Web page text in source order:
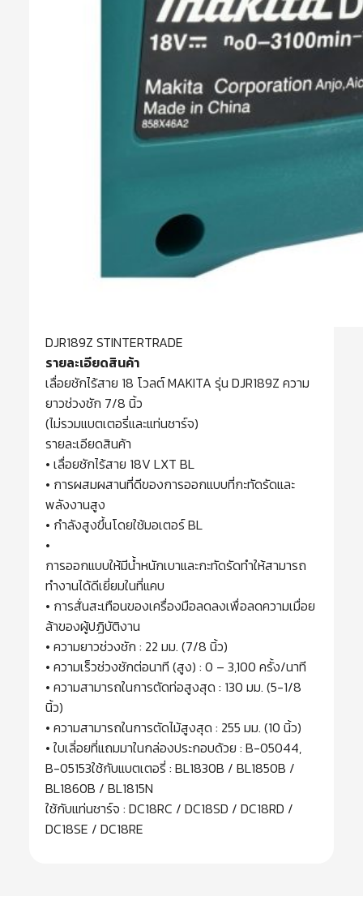
DJR189Z STINTERTRADE
รายละเอียดสินค้า
เลื่อยชักไร้สาย 18 โวลต์ MAKITA รุ่น DJR189Z ความ
ยาวช่วงชัก 7/8 นิ้ว
(ไม่รวมแบตเตอรี่และแท่นชาร์จ)
รายละเอียดสินค้า
• เลื่อยชักไร้สาย 18V LXT BL
• การผสมผสานที่ดีของการออกแบบที่กะทัดรัดและ
พลังงานสูง
• กำลังสูงขึ้นโดยใช้มอเตอร์ BL
•
การออกแบบให้มีน้ำหนักเบาและกะทัดรัดทำให้สามารถ
ทำงานได้ดีเยี่ยมในที่แคบ
• การสั่นสะเทือนของเครื่องมือลดลงเพื่อลดความเมื่อย
ล้าของผู้ปฏิบัติงาน
• ความยาวช่วงชัก : 22 มม. (7/8 นิ้ว)
• ความเร็วช่วงชักต่อนาที (สูง) : 0 – 3,100 ครั้ง/นาที
• ความสามารถในการตัดท่อสูงสุด : 130 มม. (5-1/8
นิ้ว)
• ความสามารถในการตัดไม้สูงสุด : 255 มม. (10 นิ้ว)
• ใบเลี่อยที่แถมมาในกล่องประกอบด้วย : B-05044,
B-05153ใช้กับแบตเตอรี่ : BL1830B / BL1850B /
BL1860B / BL1815N
ใช้กับแท่นชาร์จ : DC18RC / DC18SD / DC18RD /
DC18SE / DC18RE